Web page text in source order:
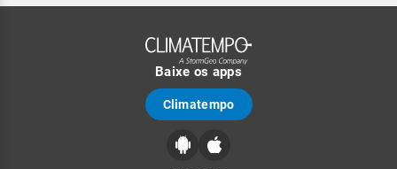
Baixe os apps
Climatempo